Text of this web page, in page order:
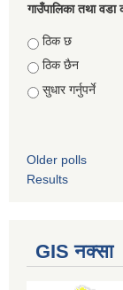
गाउँपालिका तथा वडा
Choices
ठिक छ
ठिक छैन
सुधार गर्नुपर्ने
Older polls
Results
GIS नक्सा